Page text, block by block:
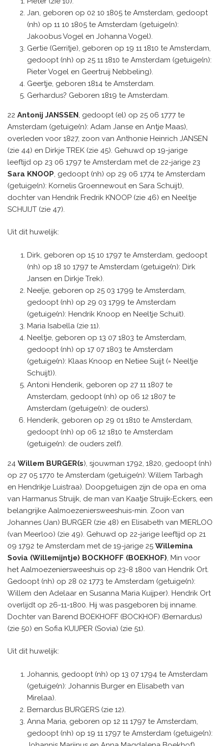
Jan, geboren op 02 10 1805 te Amsterdam, gedoopt
(nh) op 11 10 1805 te Amsterdam (getuige(n):
Jakoobus Vogel en Johanna Vogel).
Gertie (Gerritje), geboren op 19 11 1810 te Amsterdam,
gedoopt (nh) op 25 11 1810 te Amsterdam (getuige(n):
Pieter Vogel en Geertruij Nebbeling).
Geertje, geboren 1814 te Amsterdam.
Gerhardus? Geboren 1819 te Amsterdam.
22 Antonij JANSSEN , gedoopt (el) op 25 06 1777 te
Amsterdam (getuige(n): Adam Janse en Antje Maas),
overleden voor 1827, zoon van Anthonie Heinrich JANSEN
(zie 44) en Dirkje TREK (zie 45). Gehuwd op 19-jarige
leeftijd op 23 06 1797 te Amsterdam met de 22-jarige 23
Sara KNOOP , gedoopt (nh) op 29 06 1774 te Amsterdam
(getuige(n): Kornelis Groennewout en Sara Schuijt),
dochter van Hendrik Fredrik KNOOP (zie 46) en Neeltje
SCHUIJT (zie 47).
Uit dit huwelijk:
Dirk, geboren op 15 10 1797 te Amsterdam, gedoopt
(nh) op 18 10 1797 te Amsterdam (getuige(n): Dirk
Jansen en Dirkje Trek).
Neelje, geboren op 25 03 1799 te Amsterdam,
gedoopt (nh) op 29 03 1799 te Amsterdam
(getuige(n): Hendrik Knoop en Neeltje Schuit).
Maria Isabella (zie 11).
Neeltje, geboren op 13 07 1803 te Amsterdam,
gedoopt (nh) op 17 07 1803 te Amsterdam
(getuige(n): Klaas Knoop en Netiee Suijt (= Neeltje
Schuijt)).
Antoni Henderik, geboren op 27 11 1807 te
Amsterdam, gedoopt (nh) op 06 12 1807 te
Amsterdam (getuige(n): de ouders).
Henderik, geboren op 29 01 1810 te Amsterdam,
gedoopt (nh) op 06 12 1810 te Amsterdam
(getuige(n): de ouders zelf).
24 Willem BURGER(s), sjouwman 1792, 1820, gedoopt (nh)
op 27 05 1770 te Amsterdam (getuige(n): Willem Tarbagh
en Hendrikje Luistraa). Doopgetuigen zijn de opa en oma
van Harmanus Struijk, de man van Kaatje Struijk-Eckers, een
belangrijke Aalmoezeniersweeshuis-min. Zoon van
Johannes (Jan) BURGER (zie 48) en Elisabeth van MIERLOO
(van Meerloo) (zie 49). Gehuwd op 22-jarige leeftijd op 21
09 1792 te Amsterdam met de 19-jarige 25 Willemina
Sovia (Willemijntje) BOCKHOFF (BOEKHOF) , Min voor
het Aalmoezeniersweeshuis op 23-8 1800 van Hendrik Ort.
Gedoopt (nh) op 28 02 1773 te Amsterdam (getuige(n):
Willem den Adelaar en Susanna Maria Kuijper). Hendrik Ort
overlijdt op 26-11-1800. Hij was pasgeboren bij inname.
Dochter van Barend BOEKHOFF (BOCKHOF) (Bernardus)
(zie 50) en Sofia KUIJPER (Sovia) (zie 51).
Uit dit huwelijk:
Johannis, gedoopt (nh) op 13 07 1794 te Amsterdam
(getuige(n): Johannis Burger en Elisabeth van
Mirelaa).
Bernardus BURGERS (zie 12).
Anna Maria, geboren op 12 11 1797 te Amsterdam,
gedoopt (nh) op 19 11 1797 te Amsterdam (getuige(n):